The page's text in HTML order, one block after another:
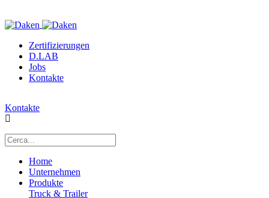
Zertifizierungen
D.LAB
Jobs
Kontakte
Kontakte
Home
Unternehmen
Produkte
Truck & Trailer